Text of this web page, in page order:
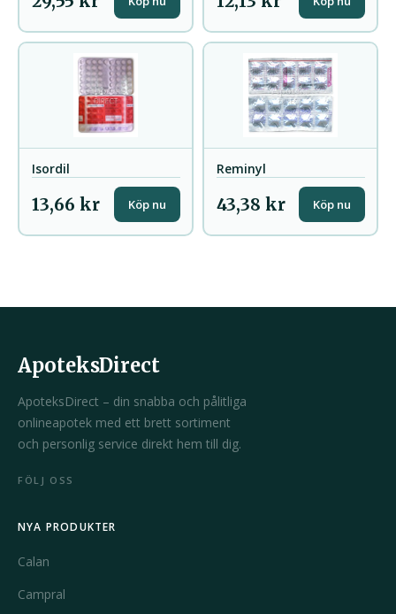
Isordil
13,66 kr Köp nu
Reminyl
43,38 kr Köp nu
ApoteksDirect
ApoteksDirect – din snabba och pålitliga
onlineapotek med ett brett sortiment
och personlig service direkt hem till dig.
FÖLJ OSS
NYA PRODUKTER
Calan
Campral